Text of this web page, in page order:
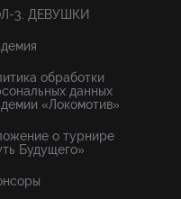
3. ДЕВУШКИ
обработки
данных
«Локомотив»
о турнире
Будущего»